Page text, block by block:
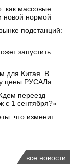
как массовые
новой нормой
подстанций:
запустить
для Китая. В
цены РУСАЛа
переезд
с 1 сентября?»
что изменит
все новости